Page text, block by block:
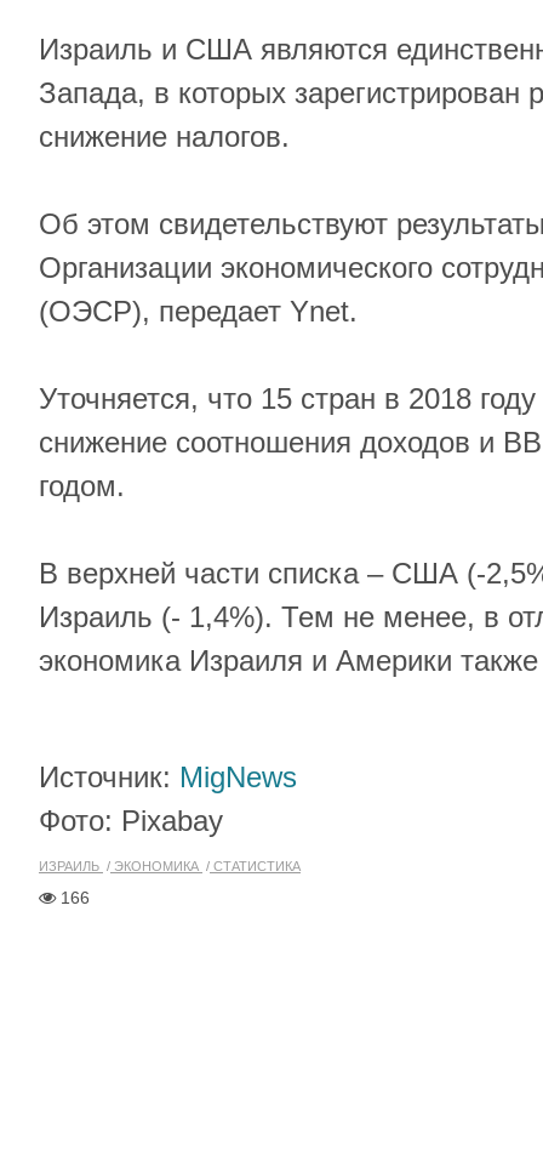
Израиль и США являются
Запада, в которых зарегистрирован
снижение налогов.
Об этом свидетельствуют
Организации экономического
(ОЭСР), передает Ynet.
Уточняется, что 15 стран в 2018
снижение соотношения доходов и
годом.
В верхней части списка – США (-
Израиль (- 1,4%). Тем не менее, в
экономика Израиля и Америки
Источник: MigNews
Фото: Pixabay
ИЗРАИЛЬ ЭКОНОМИКА СТАТИСТИКА
166